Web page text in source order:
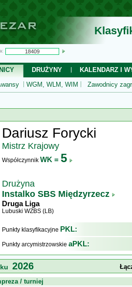
DRUŻYNY
KALENDARZ I
WGM, WLM, WIM Zawodnicy
Dariusz Forycki
Mistrz Krajowy
Współczynnik WK = 5
Drużyna
Instalko SBS Międzyrzecz
Druga Liga
Lubuski WZBS (LB)
Punkty klasyfikacyjne PKL:
Punkty arcymistrzowskie aPKL:
2026
/ turniej